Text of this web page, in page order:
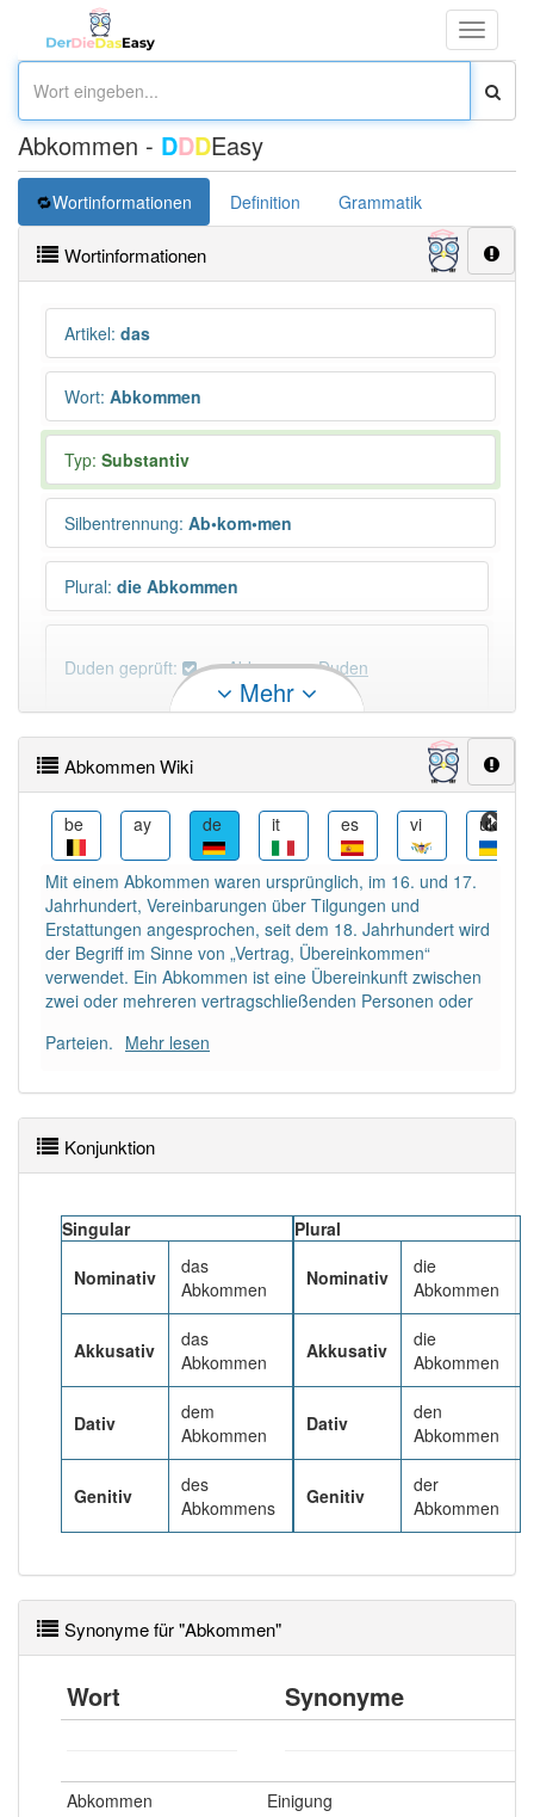
Toggle
Abkommen - DDDEasy
Wortinformationen Definition Grammatik
Wortinformationen
Artikel: das
Wort: Abkommen
Typ: Substantiv
Silbentrennung: Ab•kom•men
Plural: die Abkommen
Duden geprüft: Abkommen Duden
PowerIndex:631
Häufigkeit: 6 von 10
Wörter mit Endung-abkommen: 42
Wörter mit Endung-abkommen aber mit einem
anderen Artikeldas: 0
korrekt erraten.
Mehr
Abkommen Wiki
be ay de it es vi uk
Mit einem Abkommen waren ursprünglich, im 16. und 17.
Jahrhundert, Vereinbarungen über Tilgungen und
Erstattungen angesprochen, seit dem 18. Jahrhundert wird
der Begriff im Sinne von „Vertrag, Übereinkommen“
verwendet. Ein Abkommen ist eine Übereinkunft zwischen
zwei oder mehreren vertragschließenden Personen oder
Parteien. Mehr lesen
Konjunktion
Singular
Nominativ
das
Abkommen
Akkusativ
das
Abkommen
Dativ
dem
Abkommen
Genitiv
des
Abkommens
Plural
Nominativ
die
Abkommen
Akkusativ
die
Abkommen
Dativ
den
Abkommen
Genitiv
der
Abkommen
Synonyme für "Abkommen"
Wort Synonyme
Abkommen
Einigung